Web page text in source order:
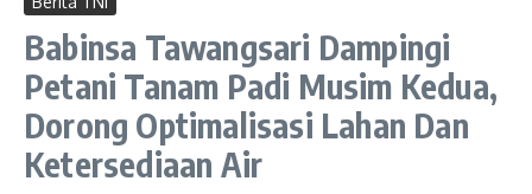
Babinsa Tawangsari Dampingi
Petani Tanam Padi Musim Kedua,
Dorong Optimalisasi Lahan Dan
Ketersediaan Air